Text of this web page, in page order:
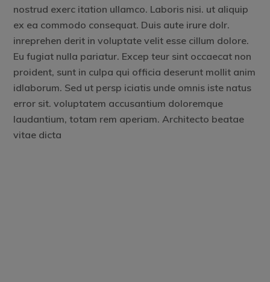
nostrud exerc itation ullamco. Laboris nisi. ut aliquip
ex ea commodo consequat. Duis aute irure dolr.
inreprehen derit in voluptate velit esse cillum dolore.
Eu fugiat nulla pariatur. Excep teur sint occaecat non
proident, sunt in culpa qui officia deserunt mollit anim
idlaborum. Sed ut persp iciatis unde omnis iste natus
error sit. voluptatem accusantium doloremque
laudantium, totam rem aperiam. Architecto beatae
vitae dicta